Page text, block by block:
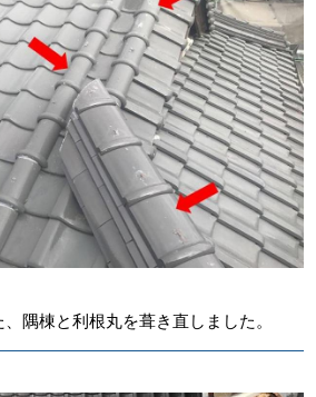
隅棟と利根丸を葺き直しました。